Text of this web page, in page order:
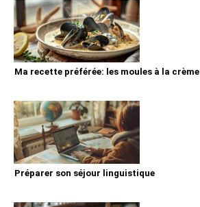
Ma recette préférée: les moules à la crème
Préparer son séjour linguistique